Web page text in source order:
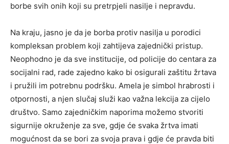
borbe svih onih koji su pretrpjeli nasilje i nepravdu.
Na kraju, jasno je da je borba protiv nasilja u porodici
kompleksan problem koji zahtijeva zajednički pristup.
Neophodno je da sve institucije, od policije do centara za
socijalni rad, rade zajedno kako bi osigurali zaštitu žrtava
i pružili im potrebnu podršku. Amela je simbol hrabrosti i
otpornosti, a njen slučaj služi kao važna lekcija za cijelo
društvo. Samo zajedničkim naporima možemo stvoriti
sigurnije okruženje za sve, gdje će svaka žrtva imati
mogućnost da se bori za svoja prava i gdje će pravda biti